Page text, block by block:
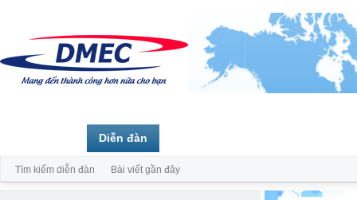
Diễn đàn
Tìm kiếm diễn đàn Bài viết gần đây